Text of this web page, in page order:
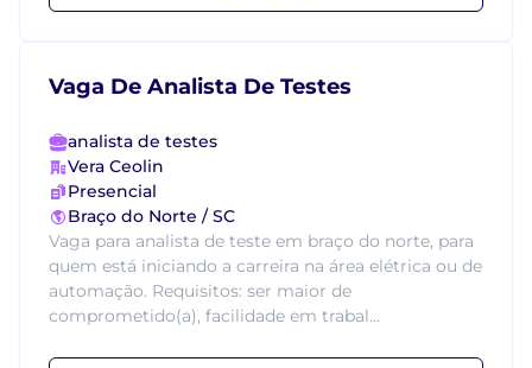
Vaga De Analista De Testes
analista de testes
Vera Ceolin
Presencial
Braço do Norte / SC
Vaga para analista de teste em braço do norte, para
quem está iniciando a carreira na área elétrica ou de
automação. Requisitos: ser maior de
comprometido(a), facilidade em trabal...